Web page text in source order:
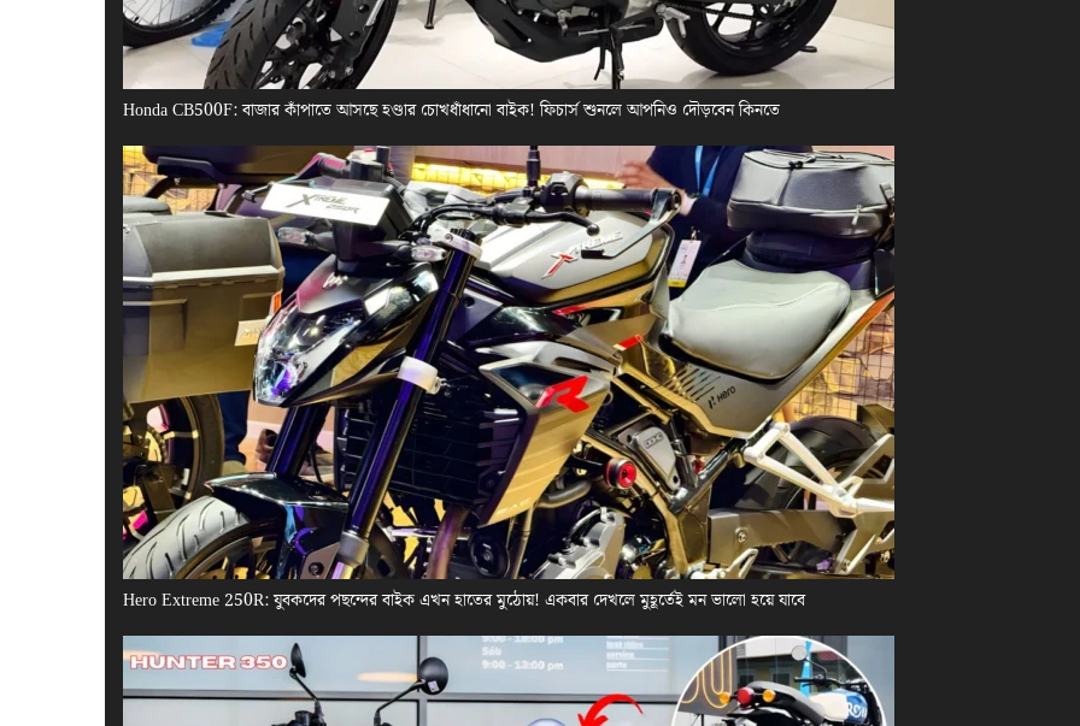
Honda CB500F: বাজার কাঁপাতে আসছে হণ্ডার চোখধাঁধানো বাইক! ফিচার্স শুনলে আপনিও দৌড়বেন কিনতে
Hero Extreme 250R: যুবকদের পছন্দের বাইক এখন হাতের মুঠোয়! একবার দেখলে মুহূর্তেই মন ভালো হয়ে যাবে